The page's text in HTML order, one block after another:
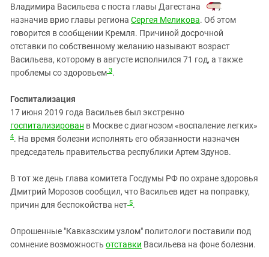
Владимира Васильева с поста главы Дагестана
,
назначив врио главы региона Сергея Меликова. Об этом
говорится в сообщении Кремля. Причиной досрочной
отставки по собственному желанию называют возраст
Васильева, которому в августе исполнился 71 год, а также
проблемы со здоровьем 3.
Госпитализация
17 июня 2019 года Васильев был экстренно
госпитализирован в Москве с диагнозом «воспаление легких»
4. На время болезни исполнять его обязанности назначен
председатель правительства республики Артем Здунов.
В тот же день глава комитета Госдумы РФ по охране здоровья
Дмитрий Морозов сообщил, что Васильев идет на поправку,
причин для беспокойства нет 5.
Опрошенные "Кавказским узлом" политологи поставили под
сомнение возможность отставки Васильева на фоне болезни.